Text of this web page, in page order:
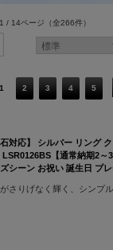
1 / 14ページ （全266件）
1 2 3 4 5
石対応】 シルバー リング
LSR0126BS【通常納期2～
シーン お祝い 誕生日 プ
さりげなく輝く、シンプ